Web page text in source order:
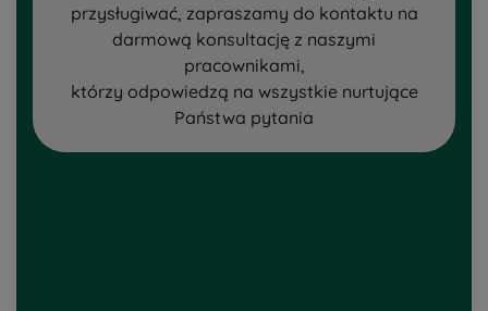
przysługiwać, zapraszamy do kontaktu na
darmową konsultację z naszymi
pracownikami,
którzy odpowiedzą na wszystkie nurtujące
Państwa pytania